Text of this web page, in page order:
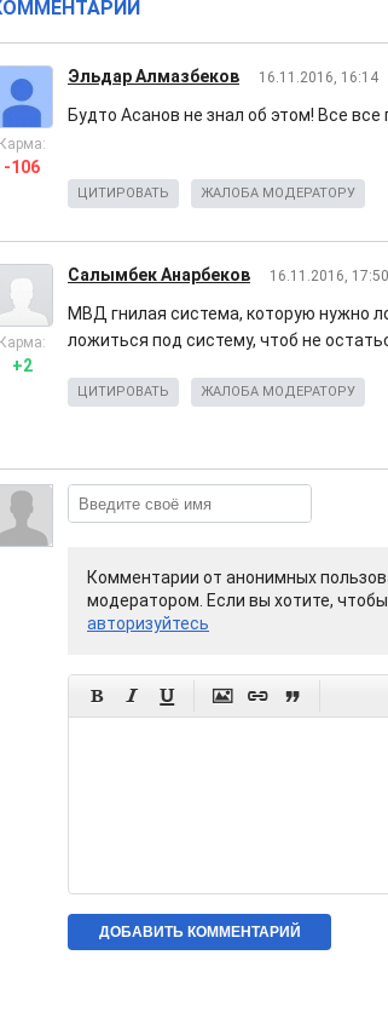
Эльдар Алмазбеков 16.11.2016, 16:14
Карма:
-106
Будто Асанов не знал об этом! Все
ЦИТИРОВАТЬ ЖАЛОБА МОДЕРАТОРУ
Салымбек Анарбеков 16.11.2016, 17:50
Карма:
+2
МВД гнилая система, которую нужно
ложиться под систему, чтоб не
ЦИТИРОВАТЬ ЖАЛОБА МОДЕРАТОРУ
Комментарии от анонимных
модератором. Если вы хотите,
авторизуйтесь
     